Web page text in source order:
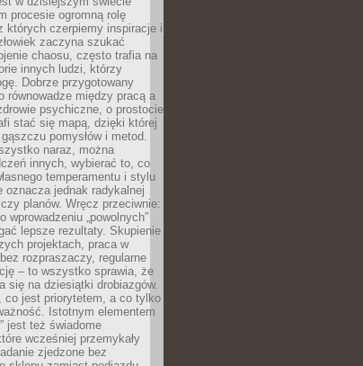
procesie ogromną rolę
których czerpiemy inspiracje i
zaczyna szukać
chaosu, często trafia na
innych ludzi, którzy
Dobrze przygotowany
równowadze między pracą a
psychiczne, o prostocie
stać się mapą, dzięki której
pomysłów i metod.
naraz, można
innych, wybierać to, co
temperamentu i stylu
oznacza jednak radykalnej
planów. Wręcz przeciwnie:
wprowadzeniu „powolnych”
lepsze rezultaty. Skupienie
projektach, praca w
rozpraszaczy, regularne
– to wszystko sprawia, że
się na dziesiątki drobiazgów.
co jest priorytetem, a co tylko
Istotnym elementem
jest też świadome
wcześniej przemykały
zjedzone bez